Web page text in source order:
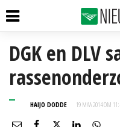
DGK en DLV
HAIJO DODDE 19 MAA 2014 OM